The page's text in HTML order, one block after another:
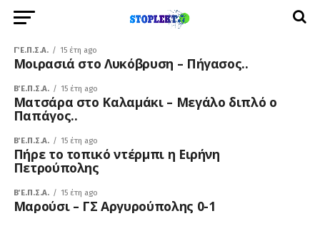
Γ΄ Ε.Π.Σ.Α. 15 έτη ago
Μοιρασιά στο Λυκόβρυση – Πήγασος..
Β΄ Ε.Π.Σ.Α. 15 έτη ago
Ματσάρα στο Καλαμάκι – Μεγάλο διπλό ο
Παπάγος..
Β΄ Ε.Π.Σ.Α. 15 έτη ago
Πήρε το τοπικό ντέρμπι η Ειρήνη
Πετρούπολης
Β΄ Ε.Π.Σ.Α. 15 έτη ago
Μαρούσι – ΓΣ Αργυρούπολης 0-1